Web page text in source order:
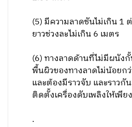
(5) มีความลาดชันไม่เกิน 1
ยาวช่วงละไม่เกิน 6 เมตร
(6) ทางลาดด้านที่ไม่มีผนัง
พื้นผิวของทางลาดไม่น้อยก
และต้องมีราวจับ และราวกั
ติดตั้งเครื่องดับเพลิงให้เพี
.